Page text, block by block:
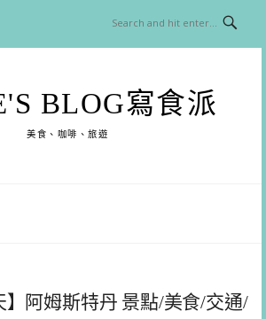
BLOG寫食派
美食、咖啡、旅遊
】阿姆斯特丹 景點/美食/交通/